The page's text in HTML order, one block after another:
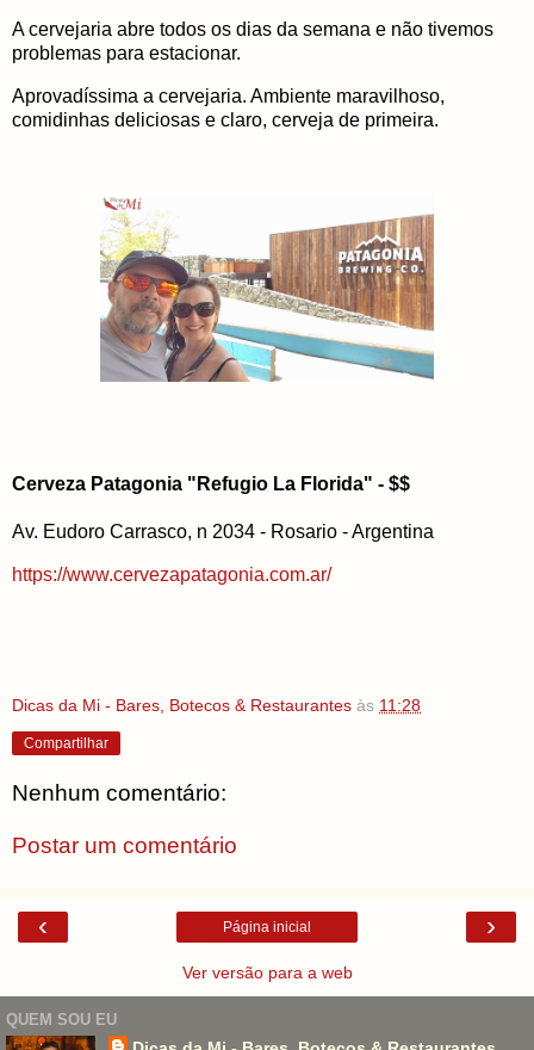
A cervejaria abre todos os dias da semana e não tivemos
problemas para estacionar.
Aprovadíssima a cervejaria. Ambiente maravilhoso,
comidinhas deliciosas e claro, cerveja de primeira.
Cerveza Patagonia "Refugio La Florida" - $$
Av. Eudoro Carrasco, n 2034 - Rosario - Argentina
https://www.cervezapatagonia.com.ar/
Dicas da Mi - Bares, Botecos & Restaurantes às 11:28
Compartilhar
Nenhum comentário:
Postar um comentário
‹ ›
Página inicial
Ver versão para a web
QUEM SOU EU